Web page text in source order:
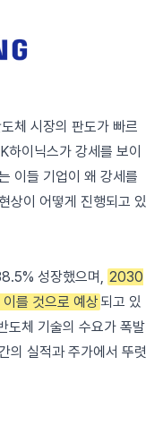
체 시장의 판도가 빠르
이닉스가 강세를 보이
이들 기업이 왜 강세를
상이 어떻게 진행되고 있
성장했으며, 2030
를 것으로 예상 되고 있
도체 기술의 수요가 폭발
의 실적과 주가에서 뚜렷